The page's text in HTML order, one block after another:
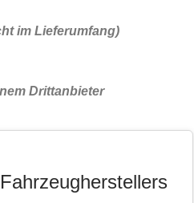
im Lieferumfang)
Drittanbieter